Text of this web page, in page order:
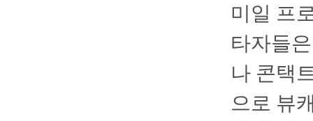
미일 프
타자들
나 콘택
으로 뷰